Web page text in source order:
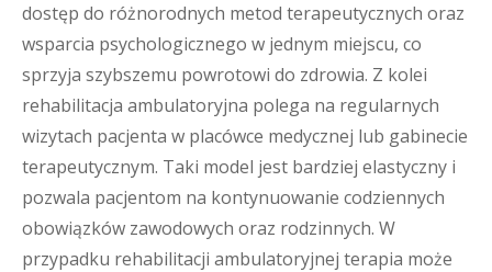
dostęp do różnorodnych metod terapeutycznych oraz
wsparcia psychologicznego w jednym miejscu, co
sprzyja szybszemu powrotowi do zdrowia. Z kolei
rehabilitacja ambulatoryjna polega na regularnych
wizytach pacjenta w placówce medycznej lub gabinecie
terapeutycznym. Taki model jest bardziej elastyczny i
pozwala pacjentom na kontynuowanie codziennych
obowiązków zawodowych oraz rodzinnych. W
przypadku rehabilitacji ambulatoryjnej terapia może